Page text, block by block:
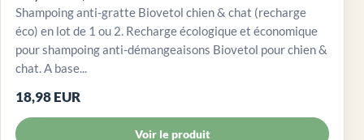
Shampoing anti-gratte Biovetol chien & chat (recharge
éco) en lot de 1 ou 2. Recharge écologique et économique
pour shampoing anti-démangeaisons Biovetol pour chien &
chat. A base...
18,98 EUR
Voir le produit